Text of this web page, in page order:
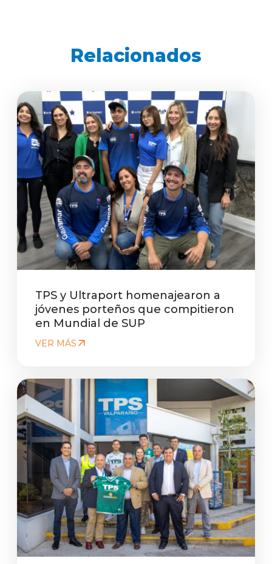
Relacionados
TPS y Ultraport homenajearon a
jóvenes porteños que compitieron
en Mundial de SUP
VER MÁS